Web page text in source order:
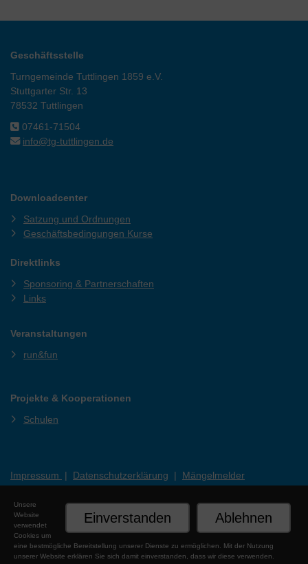
Geschäftsstelle
Turngemeinde Tuttlingen 1859 e.V.
Stuttgarter Str. 13
78532 Tuttlingen
07461-71504
info@tg-tuttlingen.de
Downloadcenter
Satzung und Ordnungen
Geschäftsbedingungen Kurse
Direktlinks
Sponsoring & Partnerschaften
Links
Veranstaltungen
run&fun
Projekte & Kooperationen
Schulen
Impressum | Datenschutzerklärung | Mängelmelder
Ablehnen
Einverstanden
Unsere
Website
verwendet
Cookies um
eine bestmögliche Bereitstellung unserer Dienste zu ermöglichen. Mit der Nutzung
unserer Website erklären Sie sich damit einverstanden, dass wir diese verwenden.